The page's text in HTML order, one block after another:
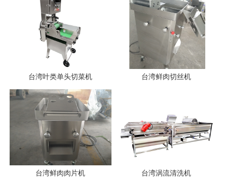
台湾叶类单头切菜机 台湾鲜肉切丝机
台湾鲜肉肉片机 台湾涡流清洗机